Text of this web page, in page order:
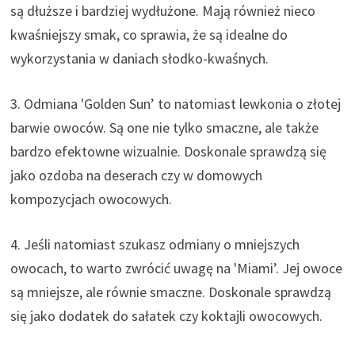
są dłuższe i bardziej wydłużone. Mają również nieco
kwaśniejszy smak, co sprawia, że są idealne do
wykorzystania w daniach słodko-kwaśnych.
3. Odmiana 'Golden Sun’ to natomiast lewkonia o złotej
barwie owoców. Są one nie tylko smaczne, ale także
bardzo efektowne wizualnie. Doskonale sprawdzą się
jako ozdoba na deserach czy w domowych
kompozycjach owocowych.
4. Jeśli natomiast szukasz odmiany o mniejszych
owocach, to warto zwrócić uwagę na 'Miami’. Jej owoce
są mniejsze, ale równie smaczne. Doskonale sprawdzą
się jako dodatek do sałatek czy koktajli owocowych.